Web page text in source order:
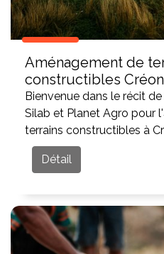
Aménagement de
constructibles
Bienvenue dans le récit
Silab et Planet Agro pour
terrains constructibles à
Détail